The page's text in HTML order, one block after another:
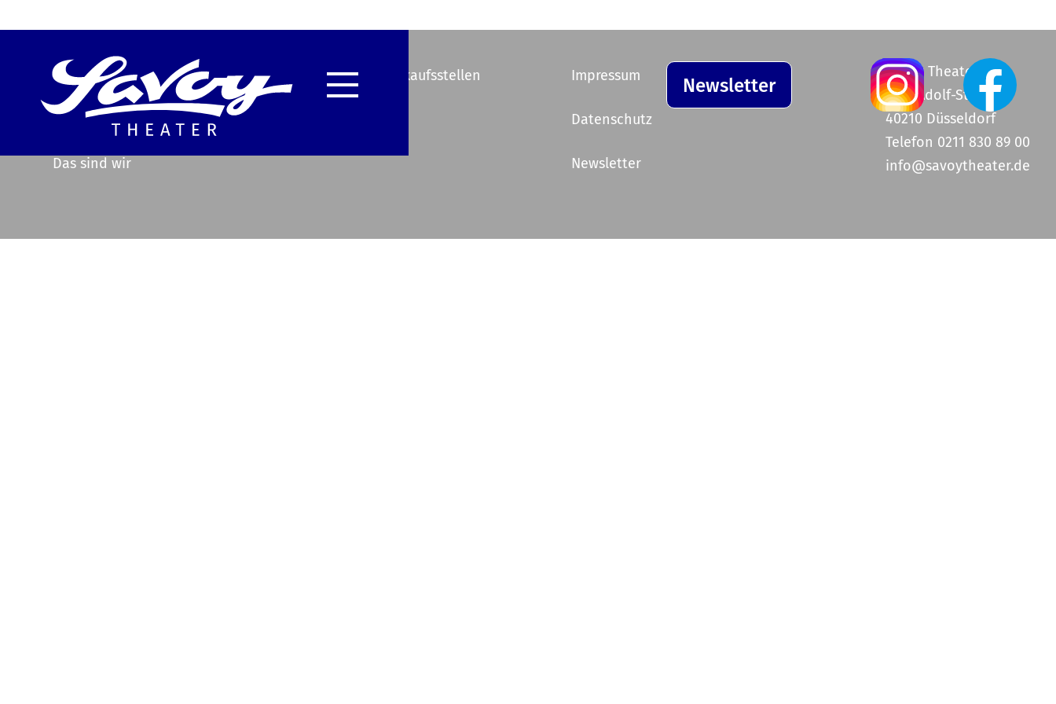
Newsletter
Highlights
Service & Information
Das sind wir
Unsere Vorverkaufsstellen Impressum
Datenschutz
Newsletter
Savoy Theater
Graf-Adolf-Straße 47
40210 Düsseldorf
Telefon 0211 830 89 00
info@savoytheater.de